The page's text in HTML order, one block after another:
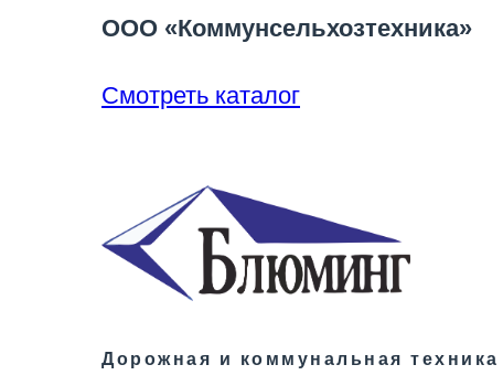
ООО «Коммунсельхозтехника»
Смотреть каталог
Дорожная и коммунальная техника